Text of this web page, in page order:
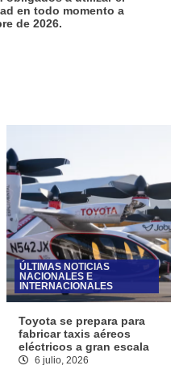
en todo momento a
de 2026.
ÚLTIMAS NOTICIAS
NACIONALES E
INTERNACIONALES
Toyota se prepara para
fabricar taxis aéreos
eléctricos a gran escala
6 julio, 2026